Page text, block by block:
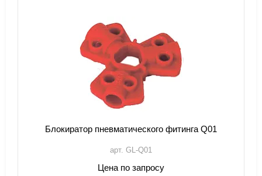
Блокиратор пневматического фитинга Q01
арт. GL-Q01
Цена по запросу